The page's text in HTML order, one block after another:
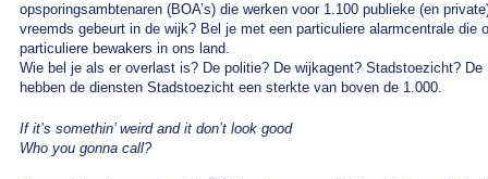
opsporingsambtenaren (BOA’s) die werken voor 1.100 publieke (en
vreemds gebeurt in de wijk? Bel je met een particuliere alarmcentrale die
particuliere bewakers in ons land.
Wie bel je als er overlast is? De politie? De wijkagent? Stadstoezicht?
hebben de diensten Stadstoezicht een sterkte van boven de 1.000.
If it’s somethin’ weird and it don’t look good
Who you gonna call?